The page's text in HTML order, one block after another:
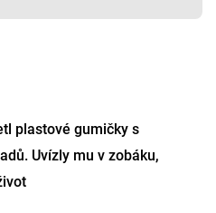
plastové gumičky s
Uvízly mu v zobáku,